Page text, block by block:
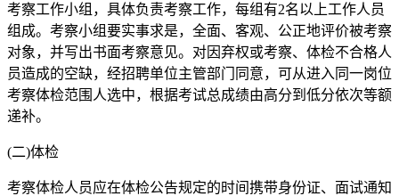
考察工作小组，具体负责考察工作，每组有2名以上工作人员
组成。考察小组要实事求是，全面、客观、公正地评价被考察
对象，并写出书面考察意见。对因弃权或考察、体检不合格人
员造成的空缺，经招聘单位主管部门同意，可从进入同一岗位
考察体检范围人选中，根据考试总成绩由高分到低分依次等额
递补。
(二)体检
考察体检人员应在体检公告规定的时间携带身份证、面试通知